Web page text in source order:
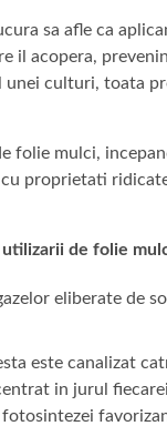
sa afle ca
il acopera,
culturi, toata
folie mulci,
proprietati
de folie
eliberate de
este canalizat
in jurul